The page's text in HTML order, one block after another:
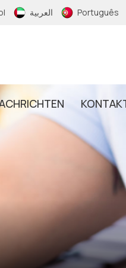
العربية Português